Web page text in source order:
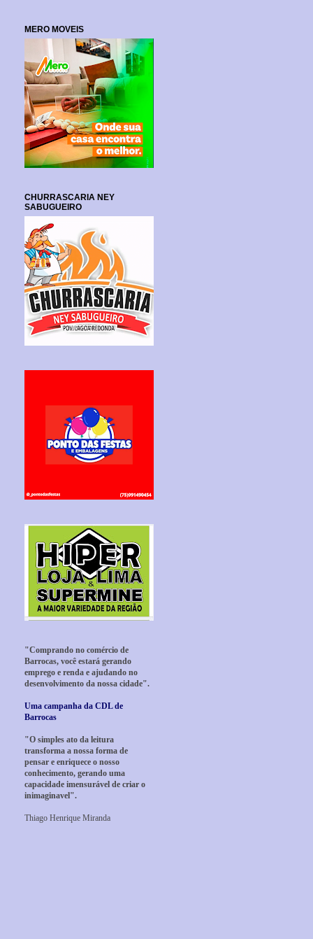
MERO MOVEIS
CHURRASCARIA NEY
SABUGUEIRO
"Comprando no comércio de
Barrocas, você estará gerando
emprego e renda e ajudando no
desenvolvimento da nossa cidade".
Uma campanha da CDL de
Barrocas
"O simples ato da leitura
transforma a nossa forma de
pensar e enriquece o nosso
conhecimento, gerando uma
capacidade imensurável de criar o
inimaginavel".
Thiago Henrique Miranda